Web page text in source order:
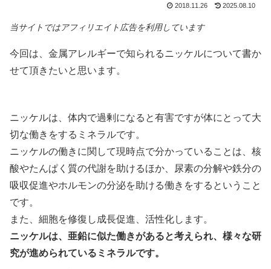
2018.11.26 2025.08.10
当サイトではアフィリエイト広告を利用しています
今回は、金属アレルギーで知られるニッケルについて書か
せて頂きたいと思います。
ニッケルは、体内で過剰になると有害ですが体にとって大
切な働きをするミネラルです。
ニッケルの働きに関して現時点で分かっていることは、核
酸やたんぱく質の代謝を助けるほか、尿素の分解や鉄分の
吸収促進やホルモンの分泌を助ける働きをするということ
です。
また、細胞を修復し成長促進、活性化します。
ニッケルは、亜鉛に似た働きがあると考えられ、様々な研
究が進められているミネラルです。